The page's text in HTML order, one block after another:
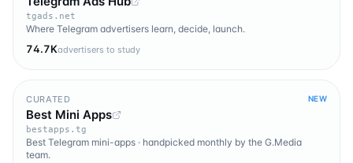
tgads.net
Where Telegram advertisers learn, decide, launch.
74.7Kadvertisers to study
CURATED NEW
Best Mini Apps
bestapps.tg
Best Telegram mini-apps · handpicked monthly by the G.Media
team.